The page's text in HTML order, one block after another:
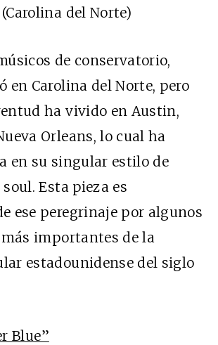
del Norte)
de conservatorio,
en Carolina del Norte, pero
ha vivido en Austin,
Orleans, lo cual ha
en su singular estilo de
soul. Esta pieza es
ese peregrinaje por algunos
importantes de la
estadounidense del siglo
Blue”